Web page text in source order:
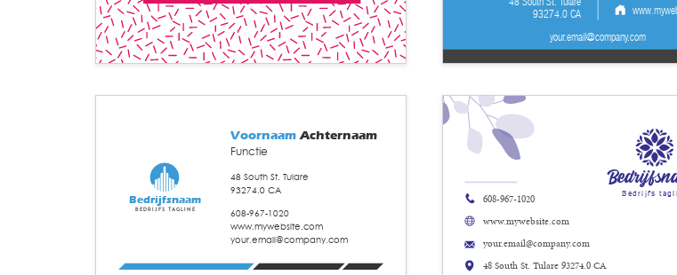
your.email@company.com
93274.0 CA
your.email@company.com
608-967-1020
www.mywebsite.com
Functie
48 South St. Tulare
93274.0 CA
VoornaamAchternaam
Bedrijfsnaam
Bedrijfs tagline
48 South St. Tulare 93274.0 CA
www.mywebsite.com
your.email@company.com
608-967-1020 Bedrijfs